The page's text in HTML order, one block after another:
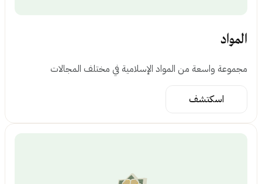
المواد
مجموعة واسعة من المواد الإسلامية في مختلف المجالات
اسكتشف